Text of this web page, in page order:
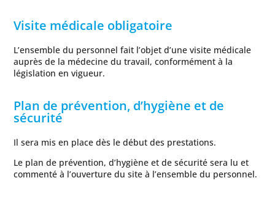
Visite médicale obligatoire
L’ensemble du personnel fait l’objet d’une visite médicale
auprès de la médecine du travail, conformément à la
législation en vigueur.
Plan de prévention, d’hygiène et de
sécurité
Il sera mis en place dès le début des prestations.
Le plan de prévention, d’hygiène et de sécurité sera lu et
commenté à l’ouverture du site à l’ensemble du personnel.